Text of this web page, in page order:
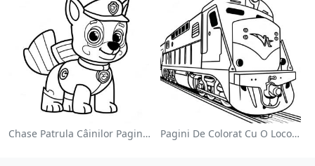
Chase Patrula Câinilor Pagina De Colorat Pagini De Colorat Cu O Locomotivă Colorată